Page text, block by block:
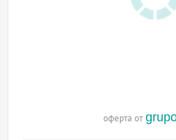
оферта от